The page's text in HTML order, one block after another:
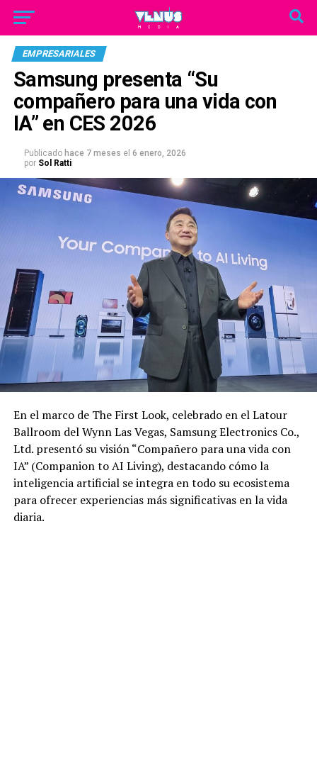
EMPRESARIALES
Samsung presenta “Su
compañero para una vida con
IA” en CES 2026
Publicado hace 7 meses el 6 enero, 2026
por Sol Ratti
En el marco de The First Look, celebrado en el Latour
Ballroom del Wynn Las Vegas, Samsung Electronics Co.,
Ltd. presentó su visión “Compañero para una vida con
IA” (Companion to AI Living), destacando cómo la
inteligencia artificial se integra en todo su ecosistema
para ofrecer experiencias más significativas en la vida
diaria.